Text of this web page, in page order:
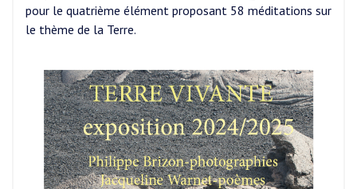
pour le quatrième élément proposant 58 méditations sur
le thème de la Terre.